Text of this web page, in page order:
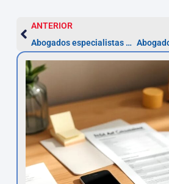
ANTERIOR
Abogados especialistas en desahucios en Santander